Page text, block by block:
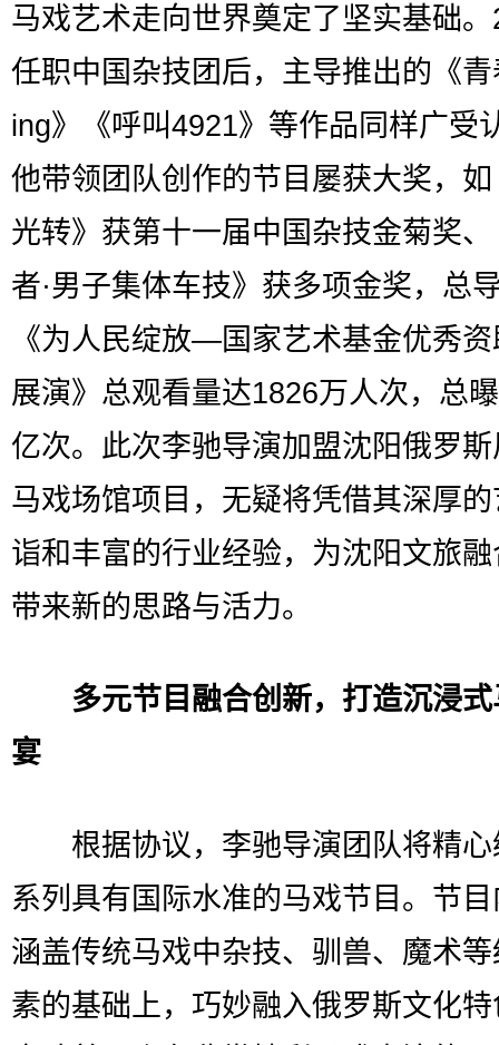
马戏艺术走向世界奠定了坚实基础
任职中国杂技团后，主导推出的《青
ing》《呼叫4921》等作品同样广受
他带领团队创作的节目屡获大奖，
光转》获第十一届中国杂技金菊奖
者·男子集体车技》获多项金奖，总
《为人民绽放—国家艺术基金优秀
展演》总观看量达1826万人次，总
亿次。此次李驰导演加盟沈阳俄罗
马戏场馆项目，无疑将凭借其深厚
诣和丰富的行业经验，为沈阳文旅
带来新的思路与活力。
多元节目融合创新，打造沉浸
宴
根据协议，李驰导演团队将精心
系列具有国际水准的马戏节目。节
涵盖传统马戏中杂技、驯兽、魔术
素的基础上，巧妙融入俄罗斯文化